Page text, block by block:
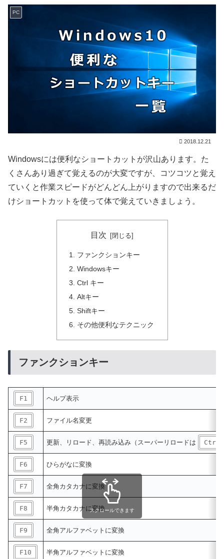
PC
2018.12.21
Windowsには便利なショートカットが沢山あります。た
くさんあり過ぎて覚えるのが大変ですが、コツコツと覚え
ていくと作業スピードがどんどん上がりますので出来るだ
けショートカットを使って体で覚えていきましょう。
目次
ファンクションキー
Windowsキー
Ctrl キー
Altキー
Shiftキー
その他便利なテクニック
ファンクションキー
F1 ヘルプ表示
F2 ファイル名変更
F5 更新、リロード、再読み込み（スーパーリロードは Ctrl
F6 ひらがなに変換
F7 全角カタカナに変換
F8 半角カタカナに変換
F9 全角アルファベットに変換
F10 半角アルファベットに変換
スクロールできます